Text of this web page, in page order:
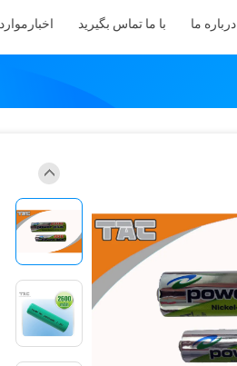
درباره ما با ما تماس بگیرید اخبار موارد